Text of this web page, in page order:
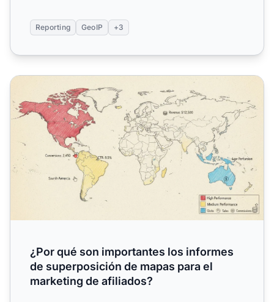
Reporting GeoIP +3
¿Por qué son importantes los informes de superposición
¿Por qué son importantes los informes
de superposición de mapas para el
marketing de afiliados?